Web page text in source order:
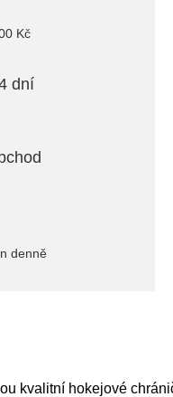
Kč
dní
denně
kvalitní hokejové